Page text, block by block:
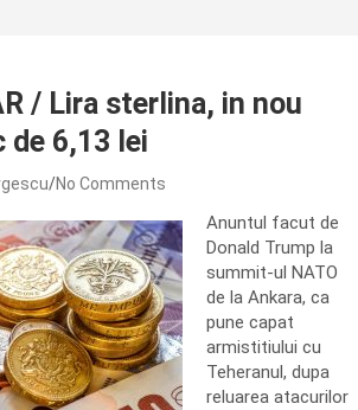
/ Lira sterlina, in nou
de 6,13 lei
No Comments
Anuntul facut de
Donald Trump la
summit-ul NATO
de la Ankara, ca
pune capat
armistitiului cu
Teheranul, dupa
reluarea atacurilor